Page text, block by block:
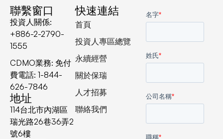
聯繫窗口
投資人關係:
+886-2-2790-
1555
CDMO業務: 免付
費電話: 1-844-
626-7846
地址
114台北市內湖區
瑞光路26巷36弄2
號6樓
快速連結
首頁
投資人專區總覽
永續經營
關於保瑞
人才招募
聯絡我們